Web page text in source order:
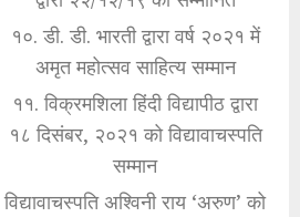
१०. डी. डी. भारती द्वारा वर्ष २०२१ में
अमृत महोत्सव साहित्य सम्मान
११. विक्रमशिला हिंदी विद्यापीठ द्वारा
१८ दिसंबर, २०२१ को विद्यावाचस्पति
सम्मान
विद्यावाचस्पति अश्विनी राय ‘अरुण’ को